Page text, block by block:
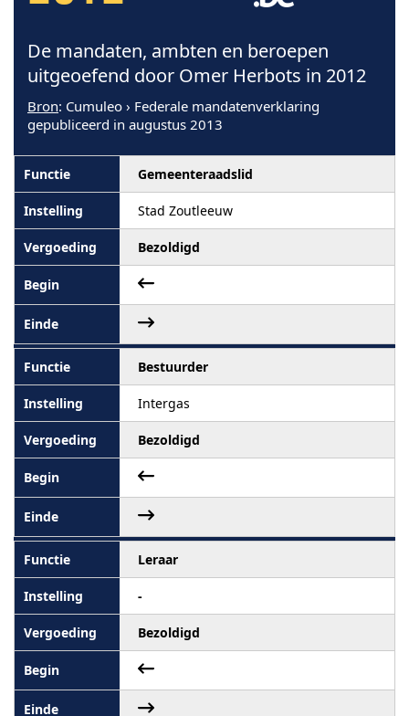
De mandaten, ambten en beroepen
uitgeoefend door Omer Herbots in 2012
Bron: Cumuleo › Federale mandatenverklaring
gepubliceerd in augustus 2013
Gemeenteraadslid
Stad Zoutleeuw
Bezoldigd
Bestuurder
Intergas
Bezoldigd
Leraar
-
Bezoldigd